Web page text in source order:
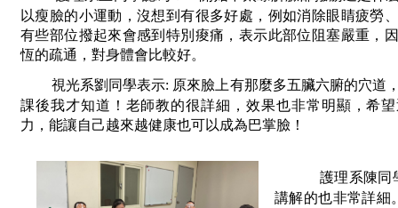
以瘦臉的小運動，沒想到有很多好處，例如消除眼睛疲勞
有些部位撥起來會感到特別痠痛，表示此部位阻塞嚴重，
恆的疏通，對身體會比較好。
視光系劉同學表示: 原來臉上有那麼多五臟六腑的穴道
課後我才知道！老師教的很詳細，效果也非常明顯，希
力，能讓自己越來越健康也可以成為巴掌臉！
護理系陳同
講解的也非常詳細